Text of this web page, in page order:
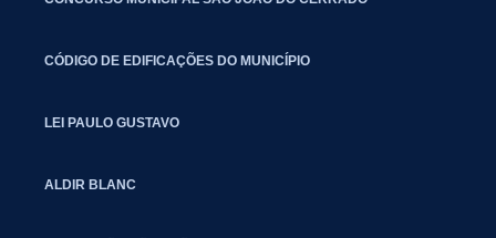
CÓDIGO DE EDIFICAÇÕES DO MUNICÍPIO
LEI PAULO GUSTAVO
ALDIR BLANC